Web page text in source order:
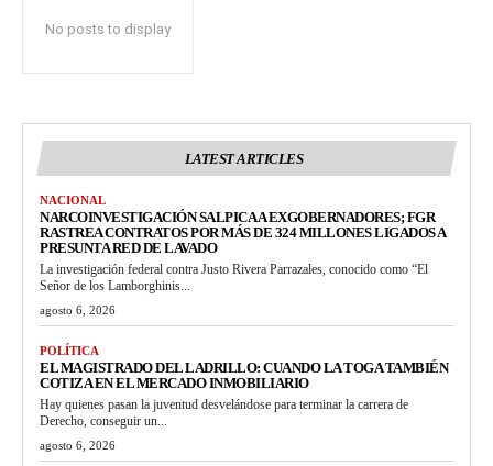
No posts to display
LATEST ARTICLES
NACIONAL
NARCOINVESTIGACIÓN SALPICA A EXGOBERNADORES; FGR
RASTREA CONTRATOS POR MÁS DE 324 MILLONES LIGADOS A
PRESUNTA RED DE LAVADO
La investigación federal contra Justo Rivera Parrazales, conocido como “El
Señor de los Lamborghinis...
agosto 6, 2026
POLÍTICA
EL MAGISTRADO DEL LADRILLO: CUANDO LA TOGA TAMBIÉN
COTIZA EN EL MERCADO INMOBILIARIO
Hay quienes pasan la juventud desvelándose para terminar la carrera de
Derecho, conseguir un...
agosto 6, 2026